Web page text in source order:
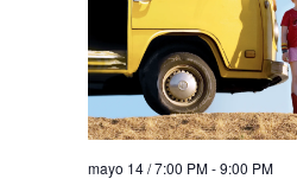
mayo 14 / 7:00 PM-9:00 PM